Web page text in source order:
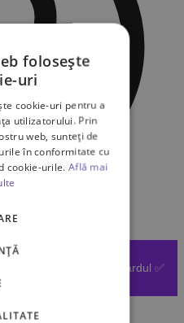
achitate online cu cardul ✅
folosește
uri
cookie-uri pentru a
utilizatorului. Prin
web, sunteți de
în conformitate cu
cookie-urile.Află mai